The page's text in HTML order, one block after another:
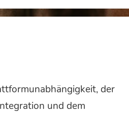
der
und dem